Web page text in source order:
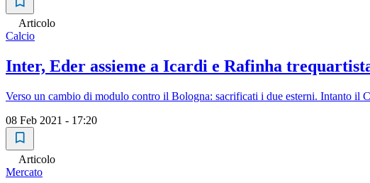
Articolo
Calcio
Inter, Eder assieme a Icardi e Rafinha
Verso un cambio di modulo contro il Bologna: sacrificati i due esterni. Intanto il
08 Feb 2021 - 17:20
Articolo
Mercato